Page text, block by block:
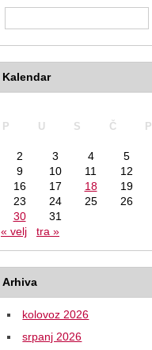
Kalendar
P
U S Č P
2
3 4 5
9
10 11 12
16
17 18 19
23
24 25 26
30
31
« velj
tra »
Arhiva
kolovoz 2026
srpanj 2026